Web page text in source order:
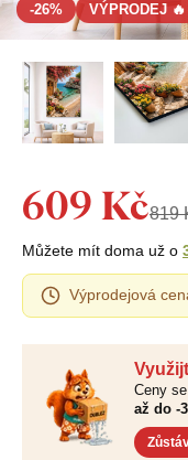
-26% VÝPRODEJ 🔥
Ceny
až do -
609 Kč819
Můžete mít doma už o
Výprodejová